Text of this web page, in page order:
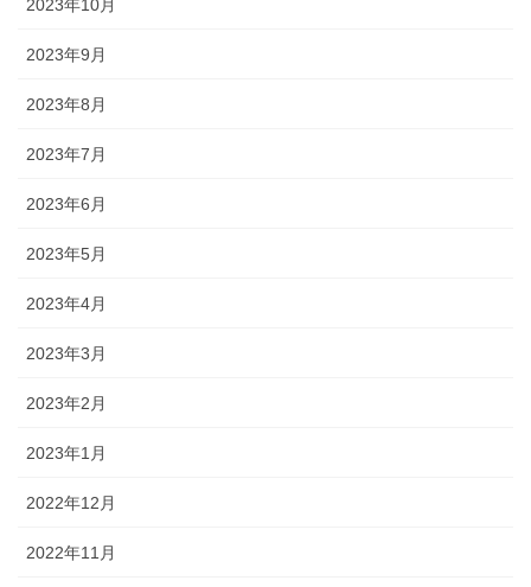
2023年10月
2023年9月
2023年8月
2023年7月
2023年6月
2023年5月
2023年4月
2023年3月
2023年2月
2023年1月
2022年12月
2022年11月